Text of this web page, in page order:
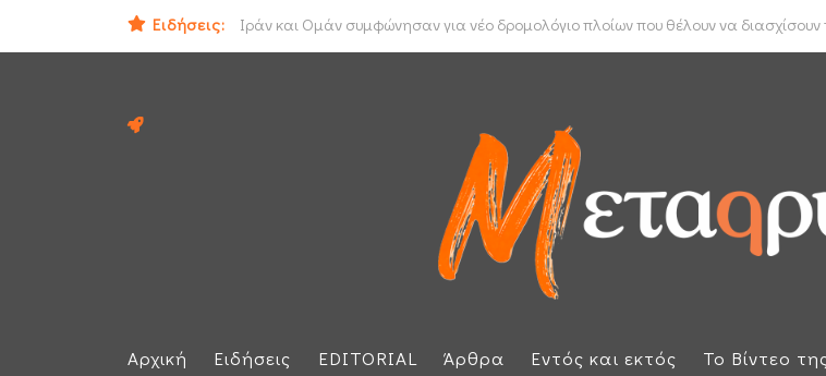
Ειδήσεις:
Ιράν και Ομάν συμφώνησαν για νέο δρομολόγιο πλοίων που θέλουν να
Ηλεκτρική διασύνδεση Ελλάδας - Κύπρου: «Έπεσαν» οι υπογραφές με τον
Αρχική Ειδήσεις EDITORIAL Άρθρα Εντός και εκτός Το Βίντεο